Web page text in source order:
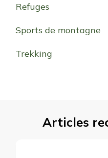
Refuges
Sports de montagne
Trekking
Articles